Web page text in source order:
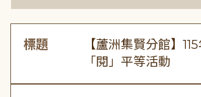
標題
【蘆洲集賢分館】
「閱」平等活動